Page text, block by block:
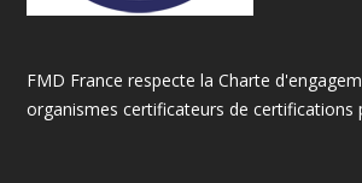
FMD France respecte la Charte
organismes certificateurs de certifications